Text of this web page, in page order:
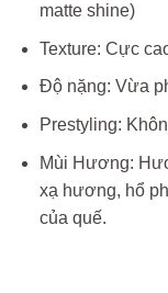
matte shine)
Texture: Cực
Độ nặng: Vừa
Prestyling:
Mùi Hương:
xạ hương, hổ
của quế.